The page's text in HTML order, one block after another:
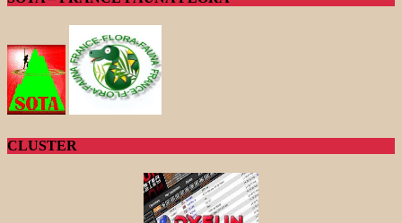
CLUSTER